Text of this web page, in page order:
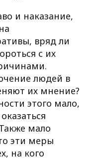
и наказание,
вряд ли
с их
людей в
их мнение?
этого мало,
мало
эти меры
на кого